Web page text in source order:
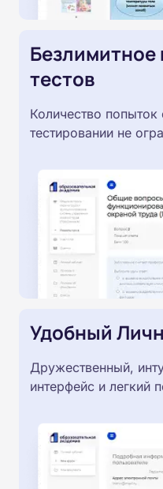
тестов
Количество попыток
тестировании не
Удобный
Дружественный,
интерфейс и легкий